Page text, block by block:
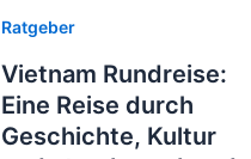
Ratgeber
Vietnam Rundreise:
Eine Reise durch
Geschichte, Kultur